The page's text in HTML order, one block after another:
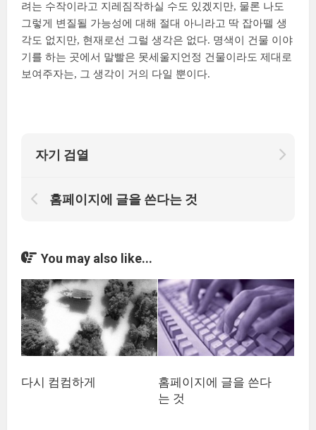
려는 수작이라고 지레짐작하실 수도 있겠지만, 물론 나도
그렇게 변질될 가능성에 대해 절대 아니라고 딱 잡아뗄 생
각도 없지만, 현재로선 그럴 생각은 없다. 명색이 건물 이야
기를 하는 곳에서 말빨은 못세울지언정 건물이라도 제대로
보여주자는, 그 생각이 거의 다일 뿐이다.
자기 검열
홈페이지에 글을 쓴다는 것
You may also like...
다시 컴컴하게
홈페이지에 글을 쓴다
는 것